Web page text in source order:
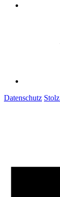
Datenschutz